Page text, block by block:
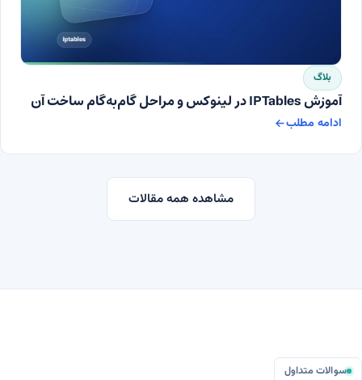
بلاگ
آموزش IPTables در لینوکس و مراحل گام‌به‌گام ساخت آن
ادامه مطلب
آموزش IPTables در لینوکس و مراحل گام‌به‌گام ساخت آن
مشاهده همه مقالات
سوالات متداول